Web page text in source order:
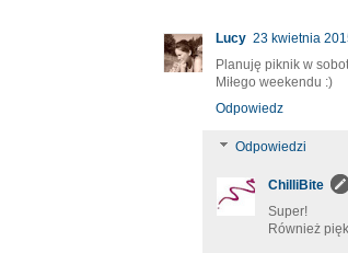
Lucy 23 kwietnia
Planuję piknik w
Miłego weekendu :)
Odpowiedz
Odpowiedzi
ChilliBite
Super!
Również